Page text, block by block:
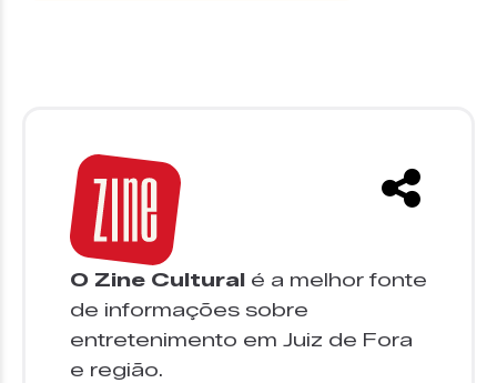
O Zine Cultural é a melhor fonte
de informações sobre
entretenimento em Juiz de Fora
e região.